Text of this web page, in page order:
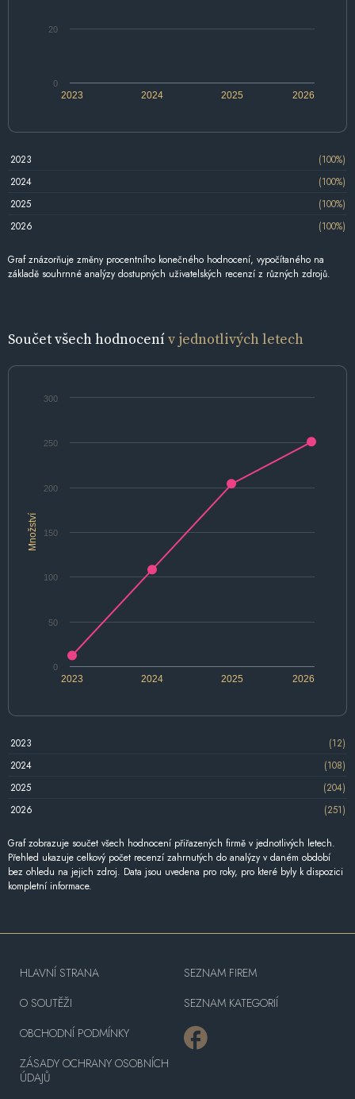
2024 2026
2023 2025
0
20
2023
(100%)
2024
(100%)
2025
(100%)
2026
(100%)
Graf znázorňuje změny procentního konečného hodnocení, vypočítaného na
základě souhrnné analýzy dostupných uživatelských recenzí z různých zdrojů.
Součet všech hodnocenív jednotlivých letech
Množství
2024 2026
2023 2025
0
50
100
150
200
250
300
2023
(12)
2024
(108)
2025
(204)
2026
(251)
Graf zobrazuje součet všech hodnocení přiřazených firmě v jednotlivých letech.
Přehled ukazuje celkový počet recenzí zahrnutých do analýzy v daném období
bez ohledu na jejich zdroj. Data jsou uvedena pro roky, pro které byly k dispozici
kompletní informace.
HLAVNÍ STRANA
O SOUTĚŽI
OBCHODNÍ PODMÍNKY
ZÁSADY OCHRANY OSOBNÍCH
ÚDAJŮ
SEZNAM FIREM
SEZNAM KATEGORIÍ